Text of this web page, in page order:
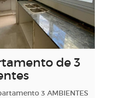
de 3
3 AMBIENTES